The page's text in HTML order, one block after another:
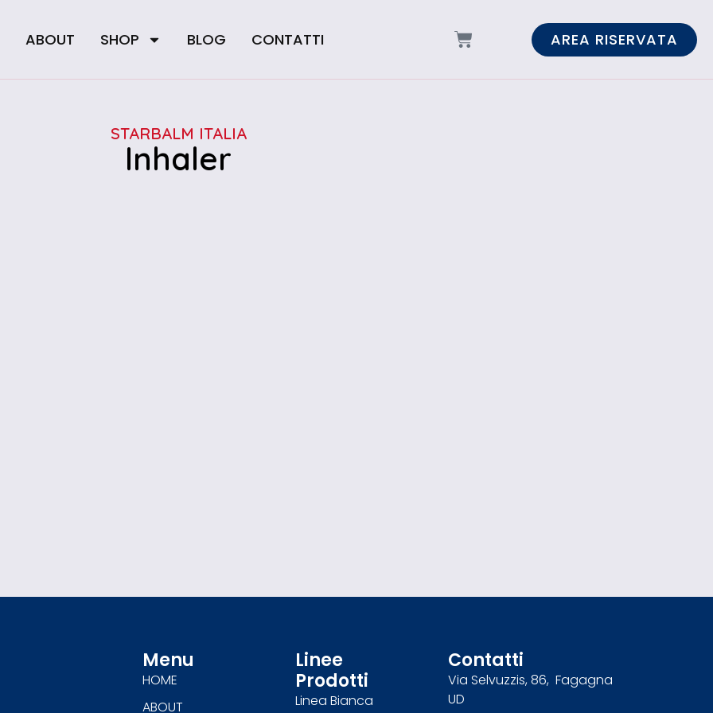
ABOUT SHOP BLOG CONTATTI AREA RISERVATA
STARBALM ITALIA
Inhaler
Menu
HOME
ABOUT
Linee
Prodotti
Linea Bianca
Contatti
Via Selvuzzis, 86, Fagagna
UD